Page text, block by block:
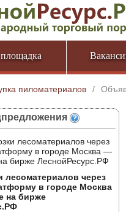
пиломатериалов /
лесоматериалов через
в городе Москва
на бирже